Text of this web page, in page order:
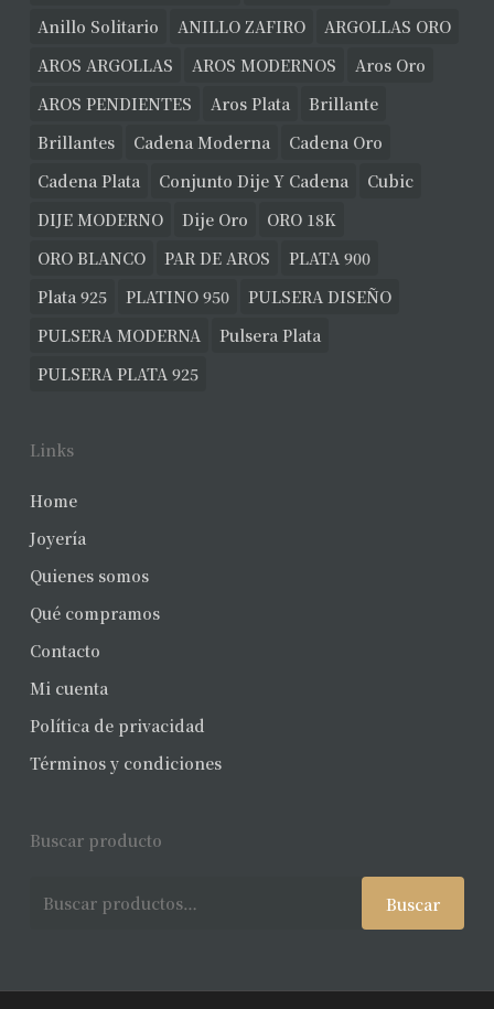
Anillo Solitario
ANILLO ZAFIRO
ARGOLLAS ORO
AROS ARGOLLAS
AROS MODERNOS
Aros Oro
AROS PENDIENTES
Aros Plata
Brillante
Brillantes
Cadena Moderna
Cadena Oro
Cadena Plata
Conjunto Dije Y Cadena
Cubic
DIJE MODERNO
Dije Oro
ORO 18K
ORO BLANCO
PAR DE AROS
PLATA 900
Plata 925
PLATINO 950
PULSERA DISEÑO
PULSERA MODERNA
Pulsera Plata
PULSERA PLATA 925
Links
Home
Joyería
Quienes somos
Qué compramos
Contacto
Mi cuenta
Política de privacidad
Términos y condiciones
Buscar producto
Buscar